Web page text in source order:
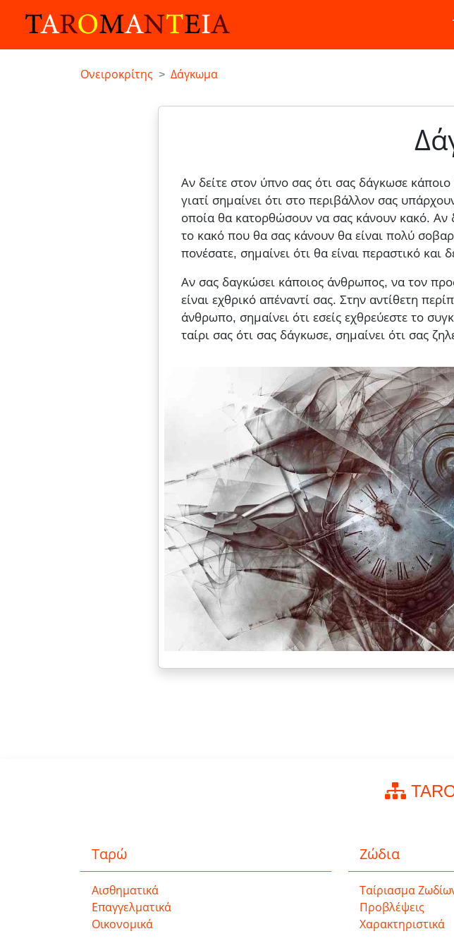
Ονειροκρίτης Δάγκωμα
Αν δείτε στον ύπνο σας ότι σας δάγκωσε
γιατί σημαίνει ότι στο περιβάλλον σας
οποία θα κατορθώσουν να σας κάνουν κακό. Αν
το κακό που θα σας κάνουν θα είναι πολύ
πονέσατε, σημαίνει ότι θα είναι περαστικό και
Αν σας δαγκώσει κάποιος άνθρωπος, να τον
είναι εχθρικό απέναντί σας. Στην αντίθετη
άνθρωπο, σημαίνει ότι εσείς εχθρεύεστε το
ταίρι σας ότι σας δάγκωσε, σημαίνει ότι σας
Ταρώ
Αισθηματικά
Επαγγελματικά
Οικονομικά
Ζώδια
Ταίριασμα
Προβλέψεις
Χαρακτηριστικά